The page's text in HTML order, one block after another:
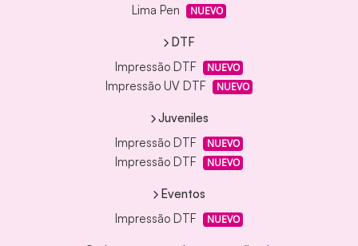
Lima Pen NUEVO
DTF
Impressão DTF
NUEVO
Impressão UV DTF NUEVO
Juveniles
Impressão DTF
NUEVO
Impressão DTF NUEVO
Eventos
Impressão DTF
NUEVO